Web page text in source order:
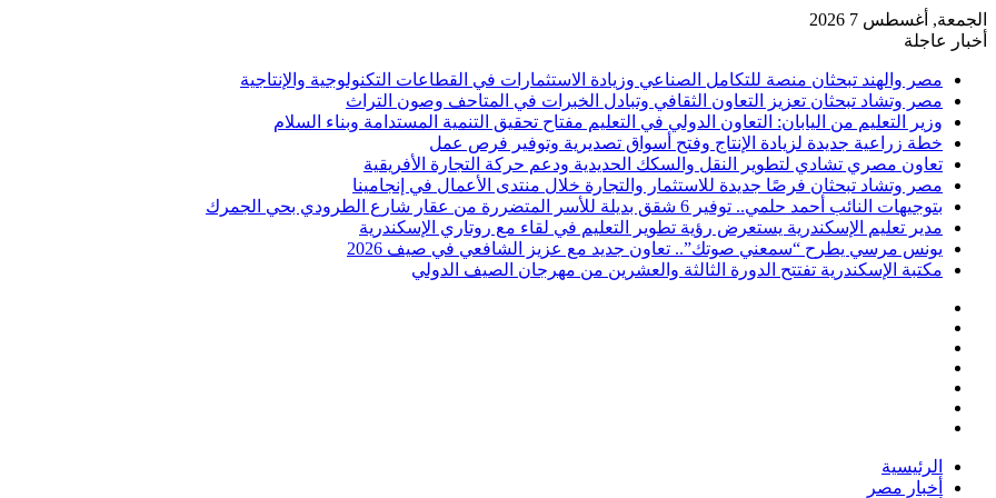
الجمعة, أغسطس 7 2026
أخبار عاجلة
مصر والهند تبحثان منصة للتكامل الصناعي وزيادة الاستثمارات في القطاعات التكنولوجية والإنتاجية
مصر وتشاد تبحثان تعزيز التعاون الثقافي وتبادل الخبرات في المتاحف وصون التراث
وزير التعليم من اليابان: التعاون الدولي في التعليم مفتاح تحقيق التنمية المستدامة وبناء السلام
خطة زراعية جديدة لزيادة الإنتاج وفتح أسواق تصديرية وتوفير فرص عمل
تعاون مصري تشادي لتطوير النقل والسكك الحديدية ودعم حركة التجارة الأفريقية
مصر وتشاد تبحثان فرصًا جديدة للاستثمار والتجارة خلال منتدى الأعمال في إنجامينا
بتوجيهات النائب أحمد حلمي.. توفير 6 شقق بديلة للأسر المتضررة من عقار شارع الطرودي بحي الجمرك
مدير تعليم الإسكندرية يستعرض رؤية تطوير التعليم في لقاء مع روتاري الإسكندرية
يونس مرسي يطرح “سمعني صوتك”.. تعاون جديد مع عزيز الشافعي في صيف 2026
مكتبة الإسكندرية تفتتح الدورة الثالثة والعشرين من مهرجان الصيف الدولي
جانبي
الرئيسية
أخبار مصر